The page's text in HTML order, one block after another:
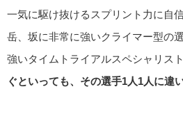
一気に駆け抜けるスプリント力に自
岳、坂に非常に強いクライマー型の
強いタイムトライアルスペシャリスト
ぐといっても、その選手1人1人に違